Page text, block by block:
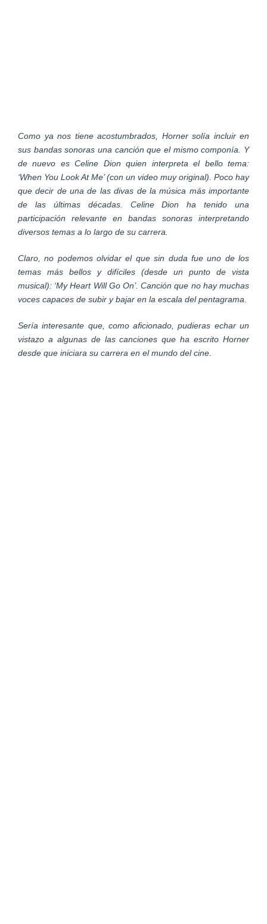
Como ya nos tiene acostumbrados, Horner solía incluir en
sus bandas sonoras una canción que el mismo componía. Y
de nuevo es Celine Dion quien interpreta el bello tema:
‘When You Look At Me’ (con un video muy original). Poco hay
que decir de una de las divas de la música más importante
de las últimas décadas. Celine Dion ha tenido una
participación relevante en bandas sonoras interpretando
diversos temas a lo largo de su carrera.
Claro, no podemos olvidar el que sin duda fue uno de los
temas más bellos y difíciles (desde un punto de vista
musical): ‘My Heart Will Go On’. Canción que no hay muchas
voces capaces de subir y bajar en la escala del pentagrama.
Sería interesante que, como aficionado, pudieras echar un
vistazo a algunas de las canciones que ha escrito Horner
desde que iniciara su carrera en el mundo del cine.